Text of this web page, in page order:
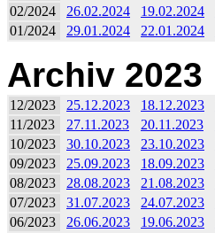
02/2024
26.02.2024 19.02.2024
01/2024
29.01.2024 22.01.2024
Archiv 2023
12/2023 25.12.2023 18.12.2023
11/2023
27.11.2023 20.11.2023
10/2023
30.10.2023 23.10.2023
09/2023
25.09.2023 18.09.2023
08/2023
28.08.2023 21.08.2023
07/2023
31.07.2023 24.07.2023
06/2023
26.06.2023 19.06.2023